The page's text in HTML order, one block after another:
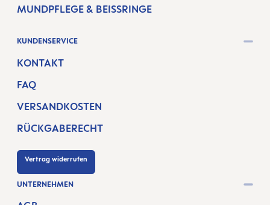
MUNDPFLEGE & BEISSRINGE
KUNDENSERVICE
KONTAKT
FAQ
VERSANDKOSTEN
RÜCKGABERECHT
Vertrag widerrufen
UNTERNEHMEN